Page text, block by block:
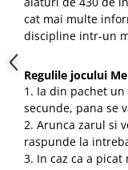
cat mai multe
discipline intr-un
Regulile jocului
1. Ia din pachet
secunde, pana se
2. Arunca zarul si
raspunde la
3. In caz ca a